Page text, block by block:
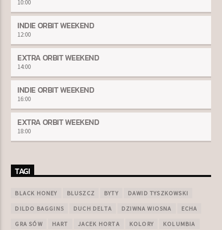
10:00
INDIE ORBIT WEEKEND
12:00
EXTRA ORBIT WEEKEND
14:00
INDIE ORBIT WEEKEND
16:00
EXTRA ORBIT WEEKEND
18:00
TAGI
BLACK HONEY BLUSZCZ BYTY DAWID TYSZKOWSKI
DILDO BAGGINS DUCH DELTA DZIWNA WIOSNA ECHA
GRA SÓW HART JACEK HORTA KOLORY KOLUMBIA